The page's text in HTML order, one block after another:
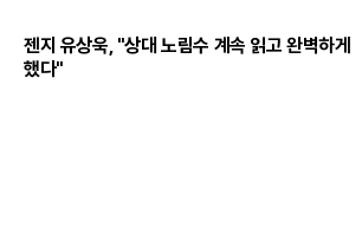
젠지 유상욱, "상대 노림수 계속 읽고 완벽하게
했다"